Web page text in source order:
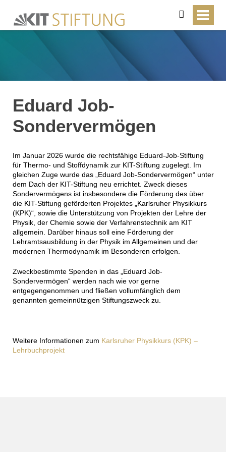
suchen
Eduard Job-
Sondervermögen
Im Januar 2026 wurde die rechtsfähige Eduard-Job-Stiftung
für Thermo- und Stoffdynamik zur KIT-Stiftung zugelegt. Im
gleichen Zuge wurde das „Eduard Job-Sondervermögen“ unter
dem Dach der KIT-Stiftung neu errichtet. Zweck dieses
Sondervermögens ist insbesondere die Förderung des über
die KIT-Stiftung geförderten Projektes „Karlsruher Physikkurs
(KPK)“, sowie die Unterstützung von Projekten der Lehre der
Physik, der Chemie sowie der Verfahrenstechnik am KIT
allgemein. Darüber hinaus soll eine Förderung der
Lehramtsausbildung in der Physik im Allgemeinen und der
modernen Thermodynamik im Besonderen erfolgen.
Zweckbestimmte Spenden in das „Eduard Job-
Sondervermögen“ werden nach wie vor gerne
entgegengenommen und fließen vollumfänglich dem
genannten gemeinnützigen Stiftungszweck zu.
Weitere Informationen zum Karlsruher Physikkurs (KPK) –
Lehrbuchprojekt